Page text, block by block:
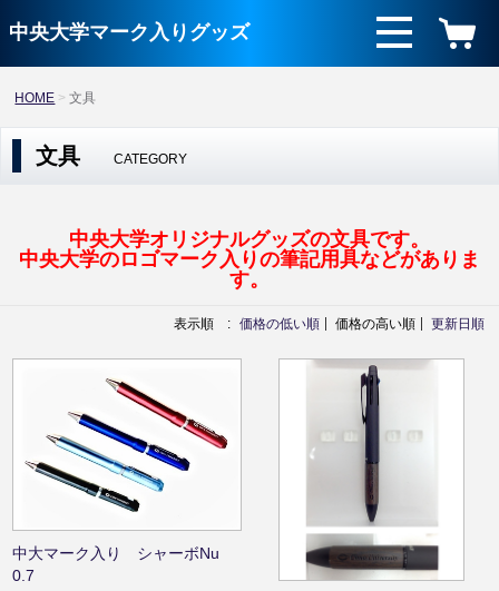
中央大学マーク入りグッズ
HOME 文具
文具 CATEGORY
中央大学オリジナルグッズの文具です。
中央大学のロゴマーク入りの筆記用具などがありま
す。
表示順 : 価格の低い順 価格の高い順 更新日順
中大マーク入り シャーボNu
0.7